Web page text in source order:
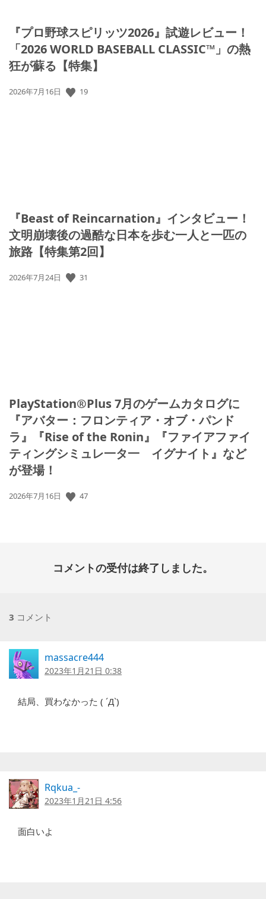
『プロ野球スピリッツ2026』試遊レビュー！
「2026 WORLD BASEBALL CLASSIC™」の熱
狂が蘇る【特集】
公
2026年7月16日 19
『Beast of Reincarnation』インタビュー！
文明崩壊後の過酷な日本を歩む一人と一匹の
旅路【特集第2回】
公
2026年7月24日 31
PlayStation®Plus 7月のゲームカタログに
『アバター：フロンティア・オブ・パンド
ラ』『Rise of the Ronin』『ファイアファイ
ティングシミュレ一タ一 イグナイト』など
が登場！
公
2026年7月16日 47
コメントの受付は終了しました。
3 コメント
massacre444
2023年1月21日 0:38
結局、買わなかった ( ´Д`)
Rqkua_-
2023年1月21日 4:56
面白いよ